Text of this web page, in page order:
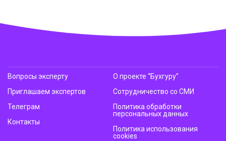
Вопросы эксперту
Приглашаем экспертов
Телеграм
Контакты
О проекте “Бухгуру”
Сотрудничество со СМИ
Политика обработки
персональных данных
Политика использования
cookies